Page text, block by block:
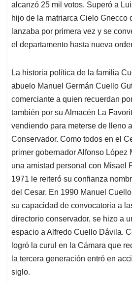
alcanzó 25 mil votos. Superó a
hijo de la matriarca Cielo Gnecco
lanzaba por primera vez y se
el departamento hasta nueva
La historia política de la familia
abuelo Manuel Germán Cuello
comerciante a quien recuerdan
también por su Almacén La
vendiendo para meterse de lleno
Conservador. Como todos en el
primer gobernador Alfonso López
una amistad personal con Misael
1971 le reiteró su confianza
del Cesar. En 1990 Manuel
su capacidad de convocatoria a
directorio conservador, se hizo a
espacio a Alfredo Cuello Dávila.
logró la curul en la Cámara que
la tercera generación entró en
siglo.